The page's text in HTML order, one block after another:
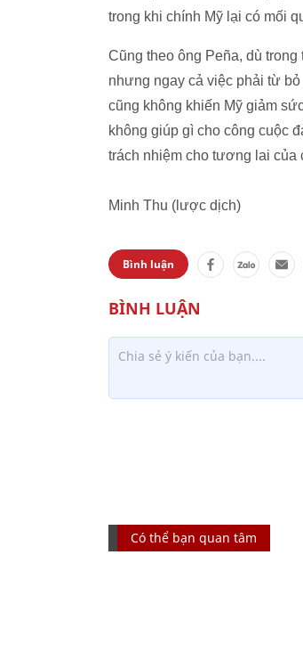
trong khi chính Mỹ lại có mối
Cũng theo ông Peña, dù
nhưng ngay cả việc phải từ
cũng không khiến Mỹ giảm
không giúp gì cho công cuộc
trách nhiệm cho tương lai của
Minh Thu (lược dịch)
Bình luận
Có thể bạn quan tâm